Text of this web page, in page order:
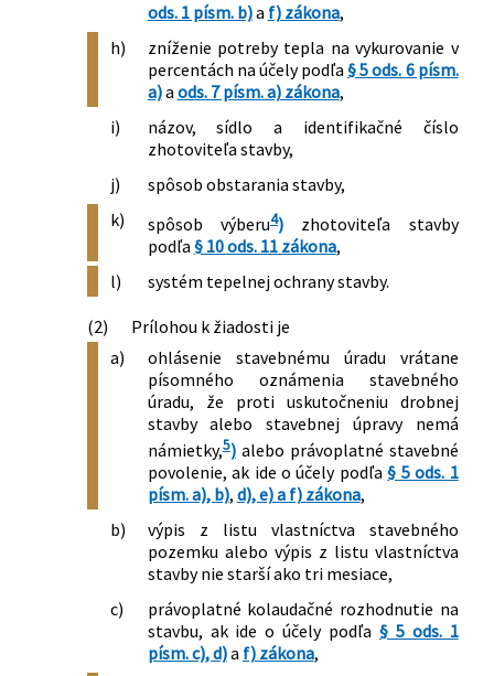
ods. 1 písm. b)a f) zákona,
h)
zníženie potreby tepla na vykurovanie v
percentách na účely podľa§ 5 ods. 6 písm.
a)a ods. 7 písm. a) zákona,
i)
názov, sídlo a identifikačné číslo
zhotoviteľa stavby,
j)
spôsob obstarania stavby,
k)
spôsob výberu4) zhotoviteľa stavby
podľa § 10 ods. 11 zákona,
l)
systém tepelnej ochrany stavby.
(2)
Prílohou k žiadosti je
a)
ohlásenie stavebnému úradu vrátane
písomného oznámenia stavebného
úradu, že proti uskutočneniu drobnej
stavby alebo stavebnej úpravy nemá
námietky,5)alebo právoplatné stavebné
povolenie, ak ide o účely podľa§ 5 ods. 1
písm. a), b), d), e) a f) zákona,
b)
výpis z listu vlastníctva stavebného
pozemku alebo výpis z listu vlastníctva
stavby nie starší ako tri mesiace,
c)
právoplatné kolaudačné rozhodnutie na
stavbu, ak ide o účely podľa§ 5 ods. 1
písm. c), d)a f) zákona,